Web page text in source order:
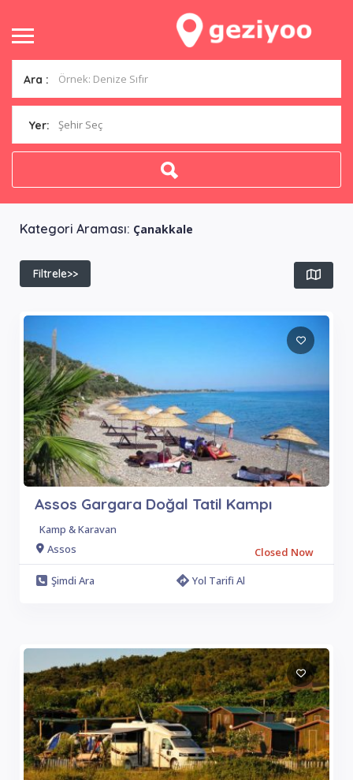
Ara :
Yer: Şehir Seç
Kategori Araması: Çanakkale
Filtrele>>
Assos Gargara Doğal Tatil Kampı
Kamp & Karavan
Assos
Closed Now
Şimdi Ara
Yol Tarifi Al